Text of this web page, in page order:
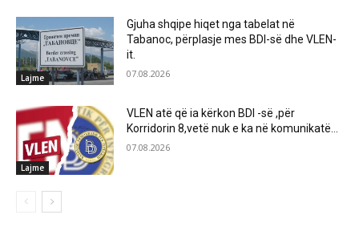
Lajme
Gjuha shqipe hiqet nga tabelat në
Tabanoc, përplasje mes BDI-së dhe VLEN-
it.
07.08.2026
Lajme
VLEN atë që ia kërkon BDI -së ,për
Korridorin 8,vetë nuk e ka në komunikatë…
07.08.2026